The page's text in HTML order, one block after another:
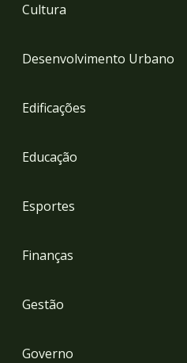
Cultura
Desenvolvimento Urbano
Edificações
Educação
Esportes
Finanças
Gestão
Governo